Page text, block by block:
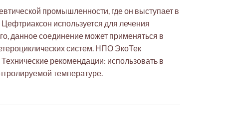
промышленности, где он выступает в
используется для лечения
данное соединение может применяться в
систем. НПО ЭкоТек
рекомендации: использовать в
температуре.